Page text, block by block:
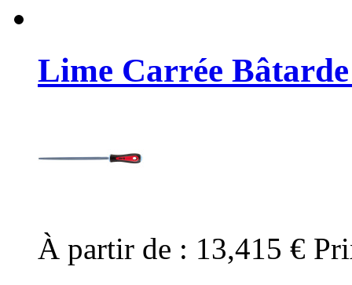
Lime Carrée
À partir de : 13,415 €